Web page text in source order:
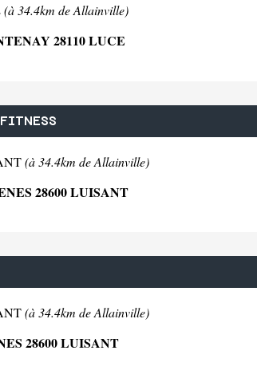
(à 34.4km de Allainville)
28110 LUCE
(à 34.4km de Allainville)
28600 LUISANT
(à 34.4km de Allainville)
28600 LUISANT